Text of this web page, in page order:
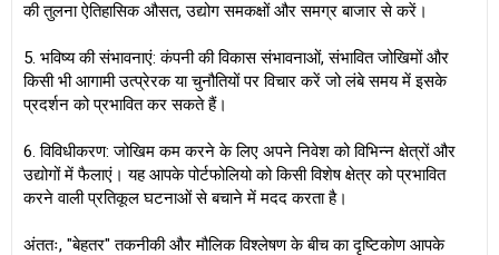
की तुलना ऐतिहासिक औसत, उद्योग समकक्षों और समग्र बाजार से करें।
5. भविष्य की संभावनाएं: कंपनी की विकास संभावनाओं, संभावित जोखिमों और
किसी भी आगामी उत्प्रेरक या चुनौतियों पर विचार करें जो लंबे समय में इसके
प्रदर्शन को प्रभावित कर सकते हैं।
6. विविधीकरण: जोखिम कम करने के लिए अपने निवेश को विभिन्न क्षेत्रों और
उद्योगों में फैलाएं। यह आपके पोर्टफोलियो को किसी विशेष क्षेत्र को प्रभावित
करने वाली प्रतिकूल घटनाओं से बचाने में मदद करता है।
अंततः, "बेहतर" तकनीकी और मौलिक विश्लेषण के बीच का दृष्टिकोण आपके